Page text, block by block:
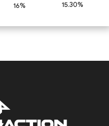
16%
15.30%